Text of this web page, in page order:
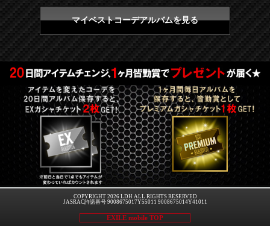
マイベストコーデアルバムを見る
COPYRIGHT 2026 LDH ALL RIGHTS RESERVED
JASRAC許諾番号 9008675017Y55011 9008675014Y41011
EXILE mobile TOP